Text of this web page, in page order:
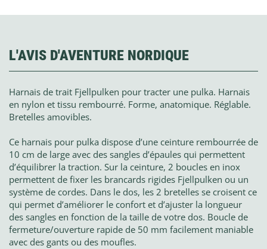
L'AVIS D'AVENTURE NORDIQUE
Harnais de trait Fjellpulken pour tracter une pulka. Harnais
en nylon et tissu rembourré. Forme, anatomique. Réglable.
Bretelles amovibles.
Ce harnais pour pulka dispose d’une ceinture rembourrée de
10 cm de large avec des sangles d’épaules qui permettent
d’équilibrer la traction. Sur la ceinture, 2 boucles en inox
permettent de fixer les brancards rigides Fjellpulken ou un
système de cordes. Dans le dos, les 2 bretelles se croisent ce
qui permet d’améliorer le confort et d’ajuster la longueur
des sangles en fonction de la taille de votre dos. Boucle de
fermeture/ouverture rapide de 50 mm facilement maniable
avec des gants ou des moufles.